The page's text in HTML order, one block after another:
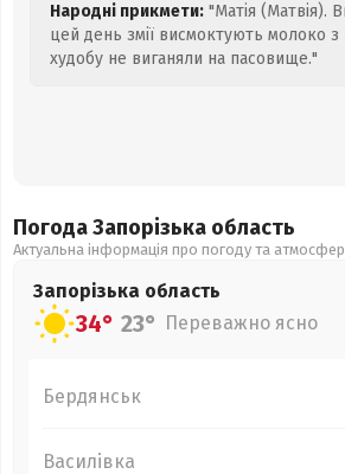
Народні прикмети: "Матія (Матвія).
цей день змії висмоктують молоко з
худобу не виганяли на пасовище."
Погода Запорізька область
Актуальна інформація про погоду та
Запорізька область
34° 23° Переважно ясно
Бердянськ
Василівка